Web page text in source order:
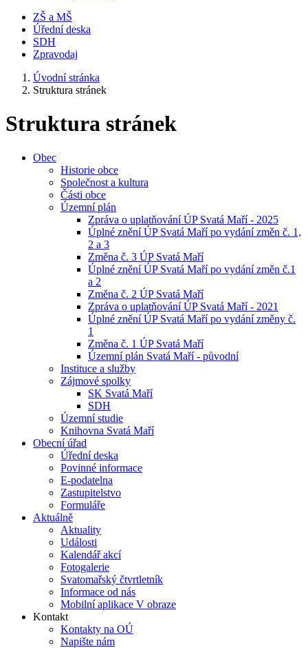
ZŠ a MŠ
Úřední deska
SDH
Zpravodaj
Úvodní stránka
Struktura stránek
Struktura stránek
Obec
Historie obce
Společnost a kultura
Části obce
Územní plán
Zpráva o uplatňování ÚP Svatá Maří - 2025
Úplné znění ÚP Svatá Maří po vydání změn č. 1,
2 a 3
Změna č. 3 ÚP Svatá Maří
Úplné znění ÚP Svatá Maří po vydání změn č.1
a 2
Změna č. 2 ÚP Svatá Maří
Zpráva o uplatňování ÚP Svatá Maří - 2021
Úplné znění ÚP Svatá Maří po vydání změny č.
1
Změna č. 1 ÚP Svatá Maří
Územní plán Svatá Maří - původní
Instituce a služby
Zájmové spolky
SK Svatá Maří
SDH
Územní studie
Knihovna Svatá Maří
Obecní úřad
Úřední deska
Povinné informace
E-podatelna
Zastupitelstvo
Formuláře
Aktuálně
Aktuality
Události
Kalendář akcí
Fotogalerie
Svatomařský čtvrtletník
Informace od nás
Mobilní aplikace V obraze
Kontakt
Kontakty na OÚ
Napište nám